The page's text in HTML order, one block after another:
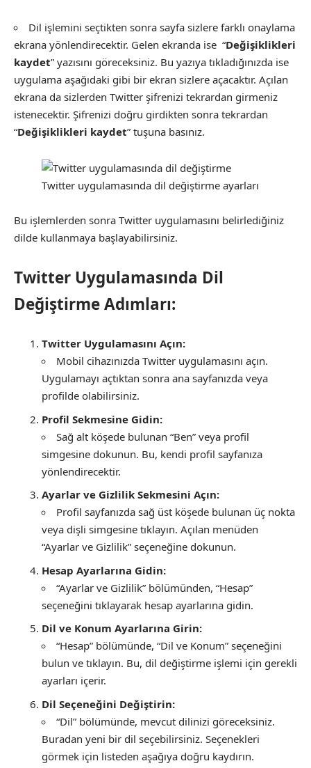
Dil işlemini seçtikten sonra sayfa sizlere farklı onaylama
ekrana yönlendirecektir. Gelen ekranda ise “Değişiklikleri
kaydet” yazısını göreceksiniz. Bu yazıya tıkladığınızda ise
uygulama aşağıdaki gibi bir ekran sizlere açacaktır. Açılan
ekrana da sizlerden Twitter şifrenizi tekrardan girmeniz
istenecektir. Şifrenizi doğru girdikten sonra tekrardan
“Değişiklikleri kaydet” tuşuna basınız.
Twitter uygulamasında dil değiştirme ayarları
Bu işlemlerden sonra Twitter uygulamasını belirlediğiniz
dilde kullanmaya başlayabilirsiniz.
Twitter Uygulamasında Dil
Değiştirme Adımları:
Twitter Uygulamasını Açın:
Mobil cihazınızda Twitter uygulamasını açın.
Uygulamayı açtıktan sonra ana sayfanızda veya
profilde olabilirsiniz.
Profil Sekmesine Gidin:
Sağ alt köşede bulunan “Ben” veya profil
simgesine dokunun. Bu, kendi profil sayfanıza
yönlendirecektir.
Ayarlar ve Gizlilik Sekmesini Açın:
Profil sayfanızda sağ üst köşede bulunan üç nokta
veya dişli simgesine tıklayın. Açılan menüden
“Ayarlar ve Gizlilik” seçeneğine dokunun.
Hesap Ayarlarına Gidin:
“Ayarlar ve Gizlilik” bölümünden, “Hesap”
seçeneğini tıklayarak hesap ayarlarına gidin.
Dil ve Konum Ayarlarına Girin:
“Hesap” bölümünde, “Dil ve Konum” seçeneğini
bulun ve tıklayın. Bu, dil değiştirme işlemi için gerekli
ayarları içerir.
Dil Seçeneğini Değiştirin:
“Dil” bölümünde, mevcut dilinizi göreceksiniz.
Buradan yeni bir dil seçebilirsiniz. Seçenekleri
görmek için listeden aşağıya doğru kaydırın.